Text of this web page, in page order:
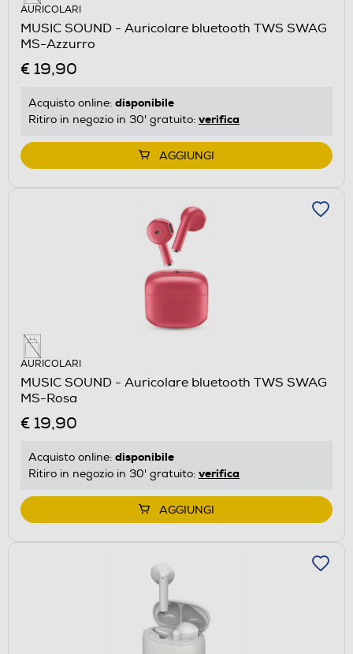
AURICOLARI
MUSIC SOUND - Auricolare bluetooth TWS SWAG
MS-Azzurro
€ 19,90
Acquisto online: disponibile
Ritiro in negozio in 30' gratuito: verifica
AGGIUNGI
AURICOLARI
MUSIC SOUND - Auricolare bluetooth TWS SWAG
MS-Rosa
€ 19,90
Acquisto online: disponibile
Ritiro in negozio in 30' gratuito: verifica
AGGIUNGI